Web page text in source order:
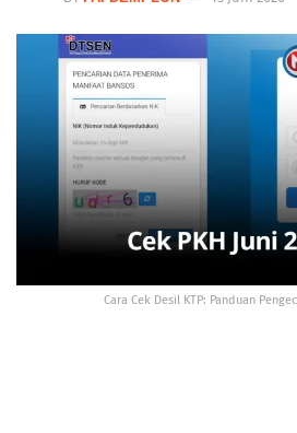
Cara Cek Desil KTP: Panduan